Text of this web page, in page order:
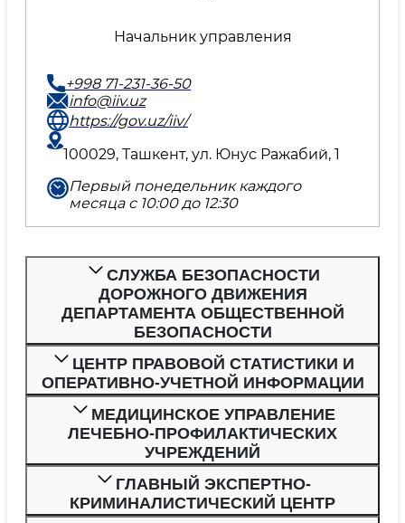
Начальник управления
+998 71-231-36-50
info@iiv.uz
https://gov.uz/iiv/
100029, Ташкент, ул. Юнус Ражабий, 1
Первый понедельник каждого
месяца с 10:00 до 12:30
СЛУЖБА БЕЗОПАСНОСТИ
ДОРОЖНОГО ДВИЖЕНИЯ
ДЕПАРТАМЕНТА ОБЩЕСТВЕННОЙ
БЕЗОПАСНОСТИ
ЦЕНТР ПРАВОВОЙ СТАТИСТИКИ И
ОПЕРАТИВНО-УЧЕТНОЙ ИНФОРМАЦИИ
МЕДИЦИНСКОЕ УПРАВЛЕНИЕ
ЛЕЧЕБНО-ПРОФИЛАКТИЧЕСКИХ
УЧРЕЖДЕНИЙ
ГЛАВНЫЙ ЭКСПЕРТНО-
КРИМИНАЛИСТИЧЕСКИЙ ЦЕНТР